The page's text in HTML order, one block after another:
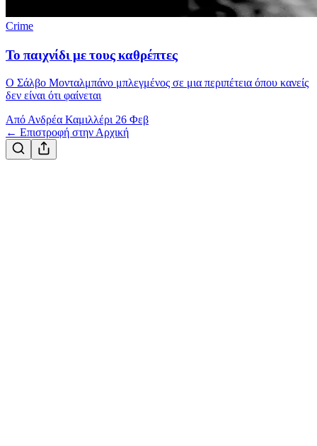
Crime
Το παιχνίδι με τους καθρέπτες
Ο Σάλβο Μονταλμπάνο μπλεγμένος σε μια περιπέτεια όπου κανείς
δεν είναι ότι φαίνεται
Από Ανδρέα Καμιλλέρι 26 Φεβ
← Επιστροφή στην Αρχική